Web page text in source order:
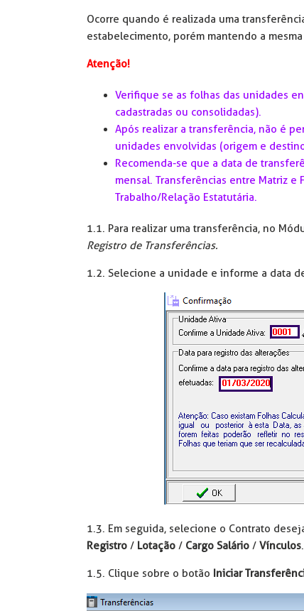
Ocorre quando é realizada uma
estabelecimento, porém mantendo a
Atenção!
Verifique se as folhas das unidades
cadastradas ou consolidadas).
Após realizar a transferência, não é
unidades envolvidas (origem e
Recomenda-se que a data de
mensal. Transferências entre Matriz
Trabalho/Relação Estatutária.
1.1. Para realizar uma transferência, no
Registro de Transferências.
1.2. Selecione a unidade e informe a data
1.3. Em seguida, selecione o Contrato
Registro / Lotação / Cargo Salário / Vínculos.
1.5. Clique sobre o botão Iniciar